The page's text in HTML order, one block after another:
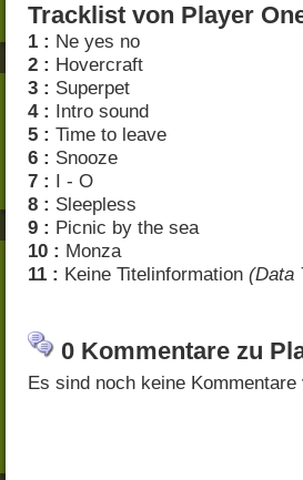
Tracklist von Player
1 : Ne yes no
2 : Hovercraft
3 : Superpet
4 : Intro sound
5 : Time to leave
6 : Snooze
7 : I - O
8 : Sleepless
9 : Picnic by the sea
10 : Monza
11 : Keine Titelinformation (Data
0 Kommentare zu
Es sind noch keine